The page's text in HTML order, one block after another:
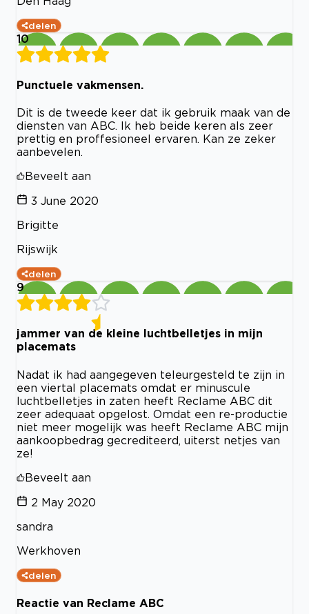
delen
10
Punctuele vakmensen.
Dit is de tweede keer dat ik gebruik maak van de
diensten van ABC. Ik heb beide keren als zeer
prettig en proffesioneel ervaren. Kan ze zeker
aanbevelen.
Beveelt aan
3 June 2020
Brigitte
Rijswijk
delen
9
jammer van de kleine luchtbelletjes in mijn
placemats
Nadat ik had aangegeven teleurgesteld te zijn in
een viertal placemats omdat er minuscule
luchtbelletjes in zaten heeft Reclame ABC dit
zeer adequaat opgelost. Omdat een re-productie
niet meer mogelijk was heeft Reclame ABC mijn
aankoopbedrag gecrediteerd, uiterst netjes van
ze!
Beveelt aan
2 May 2020
sandra
Werkhoven
delen
Reactie van Reclame ABC